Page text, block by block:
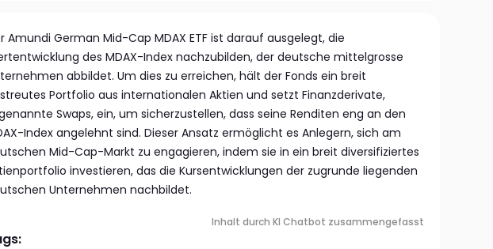
Amundi German Mid-Cap MDAX ETF ist darauf ausgelegt, die
des MDAX-Index nachzubilden, der deutsche mittelgrosse
abbildet. Um dies zu erreichen, hält der Fonds ein breit
Portfolio aus internationalen Aktien und setzt Finanzderivate,
Swaps, ein, um sicherzustellen, dass seine Renditen eng an den
Index angelehnt sind. Dieser Ansatz ermöglicht es Anlegern, sich am
Mid-Cap-Markt zu engagieren, indem sie in ein breit diversifiziertes
investieren, das die Kursentwicklungen der zugrunde liegenden
Unternehmen nachbildet.
Inhalt durch KI Chatbot zusammengefasst